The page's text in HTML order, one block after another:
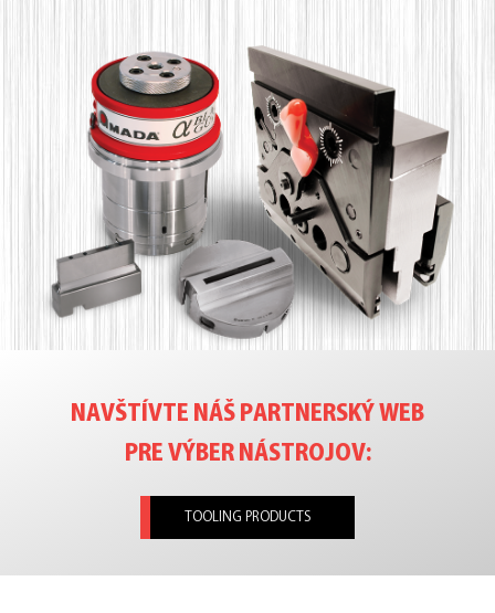
NAVŠTÍVTE NÁŠ PARTNERSKÝ WEB
PRE VÝBER NÁSTROJOV:
TOOLING PRODUCTS